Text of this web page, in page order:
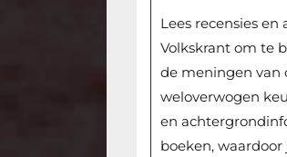
Lees recensies
Volkskrant om te
de meningen van
weloverwogen
en
boeken,